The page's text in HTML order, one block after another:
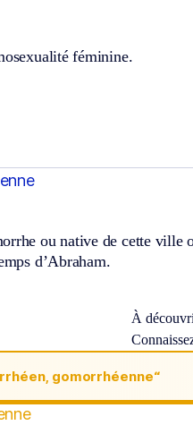
féminine.
ou native de cette ville
d’Abraham.
À
gomorrhéenne“